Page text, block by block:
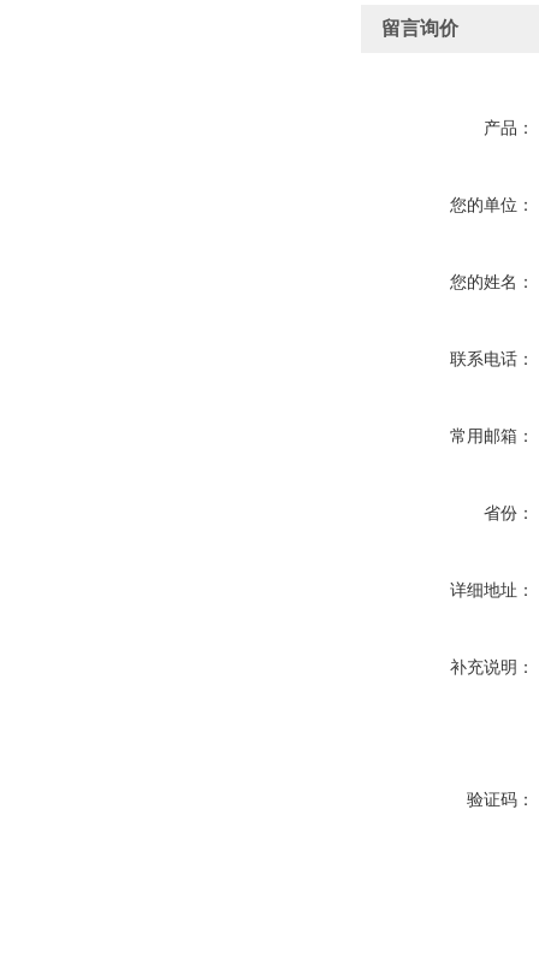
留言询价
产品：
您的单位：
您的姓名：
联系电话：
常用邮箱：
省份：
详细地址：
补充说明：
验证码：